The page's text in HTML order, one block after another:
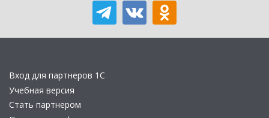
Вход для партнеров 1С
Учебная версия
Стать партнером